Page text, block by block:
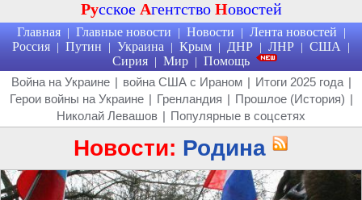
Русское Агентство Новостей
Главная | Главные новости | Новости | Лента новостей |
Россия | Путин | Украина | Крым | ДНР | ЛНР | США |
Сирия | Мир | Помощь
Война на Украине | война США с Ираном | Итоги 2025 года |
Герои войны на Украине | Гренландия | Прошлое (История) |
Николай Левашов | Популярные в соцсетях
Новости: Родина